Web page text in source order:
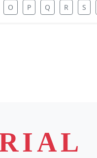
O P Q R S